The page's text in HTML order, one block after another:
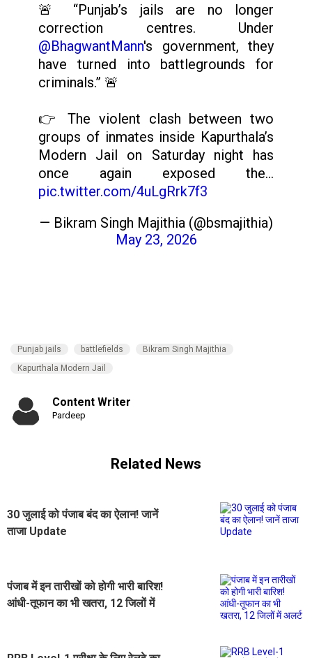
🚨 “Punjab’s jails are no longer
correction centres. Under
@BhagwantMann's government, they
have turned into battlegrounds for
criminals.” 🚨
👉 The violent clash between two
groups of inmates inside Kapurthala’s
Modern Jail on Saturday night has
once again exposed the…
pic.twitter.com/4uLgRrk7f3
— Bikram Singh Majithia (@bsmajithia)
May 23, 2026
Punjab jails battlefields
Bikram Singh Majithia
Kapurthala Modern Jail
Content Writer
Pardeep
Related News
30 जुलाई को पंजाब बंद का ऐलान! जानें
ताजा Update
पंजाब में इन तारीखों को होगी भारी बारिश!
आंधी-तूफान का भी खतरा, 12 जिलों में